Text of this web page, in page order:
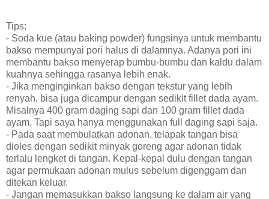
Tips:
- Soda kue (atau baking powder) fungsinya untuk membantu
bakso mempunyai pori halus di dalamnya. Adanya pori ini
membantu bakso menyerap bumbu-bumbu dan kaldu dalam
kuahnya sehingga rasanya lebih enak.
- Jika menginginkan bakso dengan tekstur yang lebih
renyah, bisa juga dicampur dengan sedikit fillet dada ayam.
Misalnya 400 gram daging sapi dan 100 gram fillet dada
ayam. Tapi saya hanya menggunakan full daging sapi saja.
- Pada saat membulatkan adonan, telapak tangan bisa
dioles dengan sedikit minyak goreng agar adonan tidak
terlalu lengket di tangan. Kepal-kepal dulu dengan tangan
agar permukaan adonan mulus sebelum digenggam dan
ditekan keluar.
- Jangan memasukkan bakso langsung ke dalam air yang